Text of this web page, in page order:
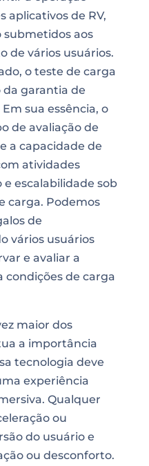
aplicativos de RV,
aos
de vários usuários.
o teste de carga
da garantia de
sua essência, o
de avaliação de
a capacidade de
atividades
escalabilidade sob
carga. Podemos
de
vários usuários
e avaliar a
condições de carga
maior dos
a importância
tecnologia deve
experiência
Qualquer
ou
do usuário e
ou desconforto.